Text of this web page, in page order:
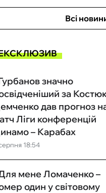
Всі
18:54
значно
за
дав прогноз
Ліги конференцій
– Карабах
мене Ломаченко –
один у світовому